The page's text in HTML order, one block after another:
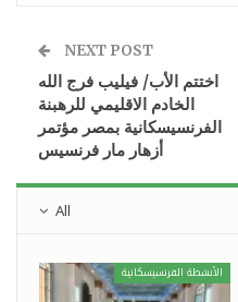
NEXT POST
اختتم الأب/ فيليب فرج الله
الخادم الاقليمي للرهبنة
الفرنسيسكانية بمصر مؤتمر
أزهار مار فرنسيس
All
الأنشطة الفرنسيسكانية